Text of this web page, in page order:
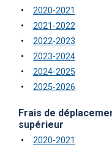
2020-2021
2021-2022
2022-2023
2023-2024
2024-2025
2025-2026
Frais de
supérieur
2020-2021